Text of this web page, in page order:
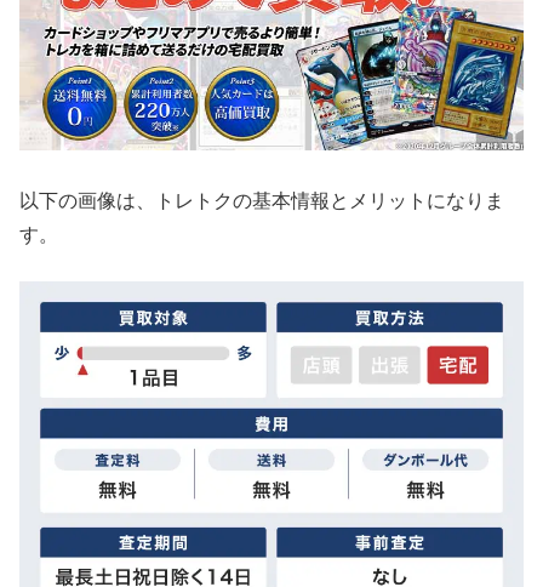
以下の画像は、トレトクの基本情報とメリットになりま
す。